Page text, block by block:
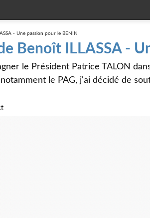
Benoît ILLASSA -
le Président Patrice TALON
le PAG, j'ai décidé de